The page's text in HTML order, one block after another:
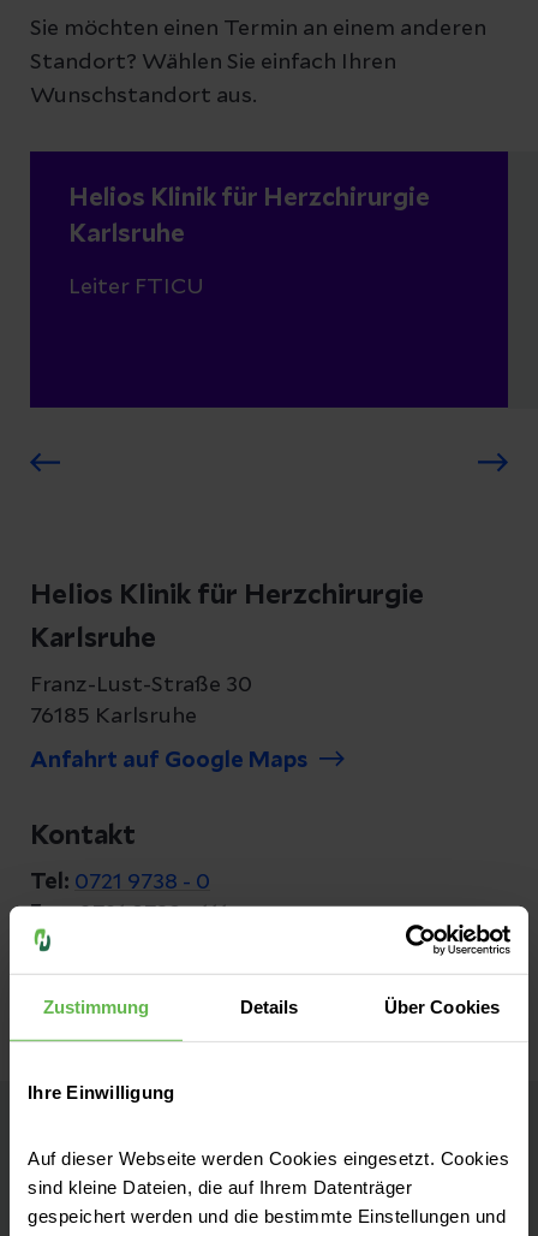
Zustimmung Details Über Cookies
Ihre Einwilligung
Auf dieser Webseite werden Cookies eingesetzt. Cookies
sind kleine Dateien, die auf Ihrem Datenträger
gespeichert werden und die bestimmte Einstellungen und
Sie möchten einen Termin an einem anderen
Standort? Wählen Sie einfach Ihren
Wunschstandort aus.
Helios Klinik für Herzchirurgie
Karlsruhe
Leiter FTICU
Helios Klinik für Herzchirurgie
Karlsruhe
Franz-Lust-Straße 30
76185 Karlsruhe
Anfahrt auf Google Maps
Kontakt
Tel: 0721 9738 - 0
Fax:0721 9738 - 111
E-Mail senden
Helios Klinik für Herzchirurgie
Karlsruhe